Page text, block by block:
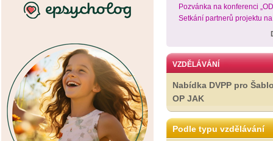
Pozvánka na konferenci
Setkání partnerů projektu
VZDĚLÁVÁNÍ
Nabídka DVPP pro
OP JAK
Podle typu vzdělávání